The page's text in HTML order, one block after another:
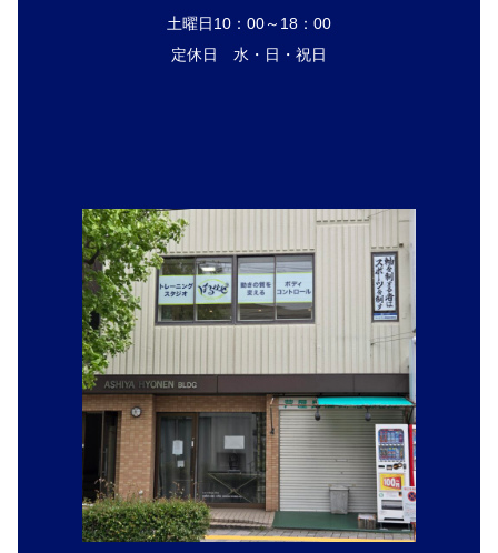
土曜日10：00～18：00
定休日 水・日・祝日